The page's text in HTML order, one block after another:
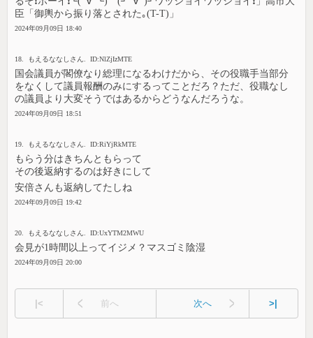
臣「御輿から振り落とされた｡(T-T)」
2024年09月09日 18:40
18. もえるななしさん. ID:NlZjIzMTE
国会議員が閣僚なり総理になるわけだから、その役職手当部分
をなくして議員報酬のみにするってことだろ？ただ、役職なし
の議員より大変そうではあるからどうなんだろうな。
2024年09月09日 18:51
19. もえるななしさん. ID:RiYjRkMTE
もらう分はきちんともらって
その後返納するのは好きにして
安倍さんも返納してたしね
2024年09月09日 19:42
20. もえるななしさん. ID:UxYTM2MWU
会見が1時間以上ってイジメ？マスゴミ陰湿
2024年09月09日 20:00
|< 前へ 次へ >|